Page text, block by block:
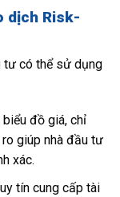
dịch Risk-
tư có thể sử dụng
biểu đồ giá, chỉ
giúp nhà đầu tư
xác.
tín cung cấp tài